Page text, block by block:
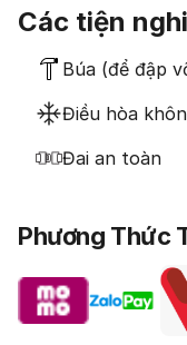
Các tiện
Búa (để đập
Điều hòa
Đai an toàn
Phương Thức